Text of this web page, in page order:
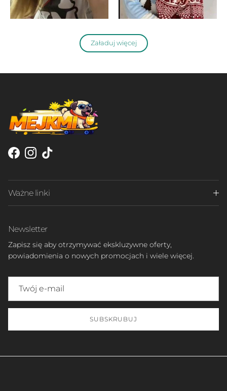
Załaduj więcej
Facebook
Instagram
TikTok
Ważne linki
Newsletter
Zapisz się aby otrzymywać ekskluzywne oferty,
powiadomienia o nowych promocjach i wiele więcej.
SUBSKRUBUJ